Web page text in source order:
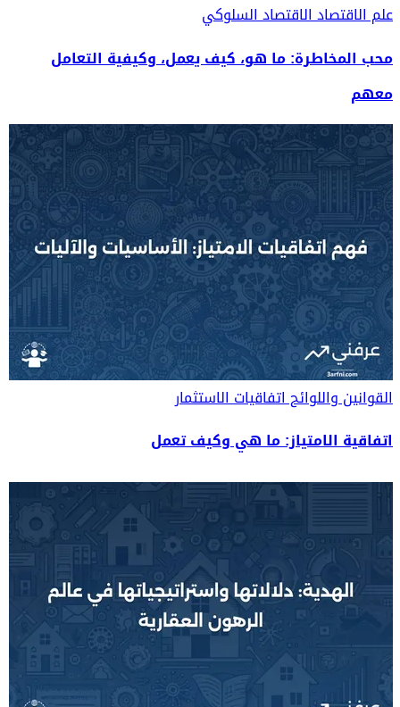
علم الاقتصادالاقتصاد السلوكي
محب المخاطرة: ما هو، كيف يعمل، وكيفية التعامل
معهم
القوانين واللوائحاتفاقيات الاستثمار
اتفاقية الامتياز: ما هي وكيف تعمل